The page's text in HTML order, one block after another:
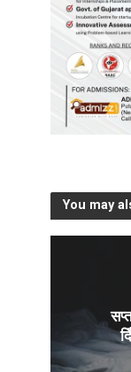
You may